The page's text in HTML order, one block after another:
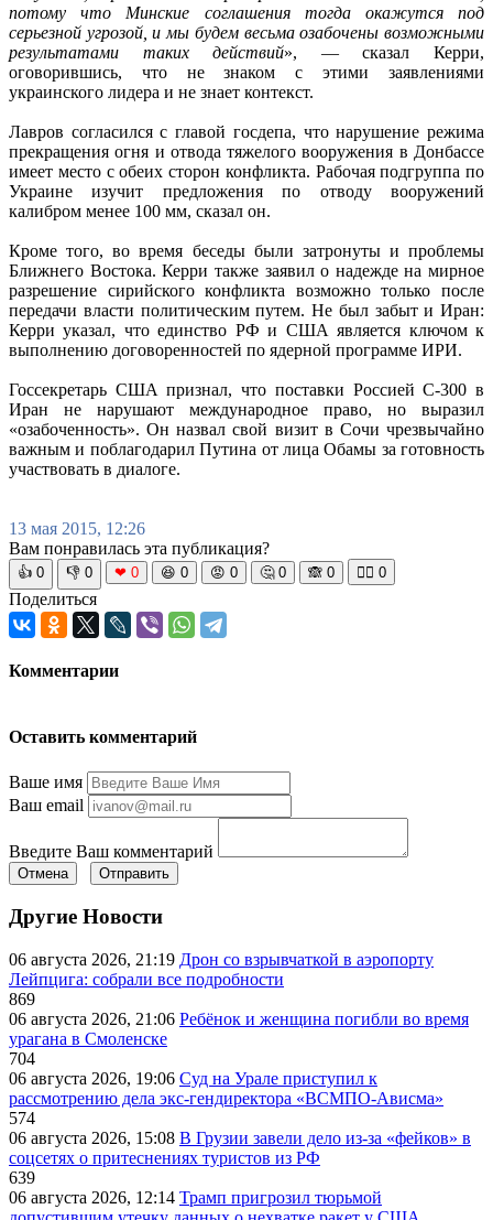
потому что Минские соглашения тогда окажутся под
серьезной угрозой, и мы будем весьма озабочены возможными
результатами таких действий», — сказал Керри,
оговорившись, что не знаком с этими заявлениями
украинского лидера и не знает контекст.
Лавров согласился с главой госдепа, что нарушение режима
прекращения огня и отвода тяжелого вооружения в Донбассе
имеет место с обеих сторон конфликта. Рабочая подгруппа по
Украине изучит предложения по отводу вооружений
калибром менее 100 мм, сказал он.
Кроме того, во время беседы были затронуты и проблемы
Ближнего Востока. Керри также заявил о надежде на мирное
разрешение сирийского конфликта возможно только после
передачи власти политическим путем. Не был забыт и Иран:
Керри указал, что единство РФ и США является ключом к
выполнению договоренностей по ядерной программе ИРИ.
Госсекретарь США признал, что поставки Россией С-300 в
Иран не нарушают международное право, но выразил
«озабоченность». Он назвал свой визит в Сочи чрезвычайно
важным и поблагодарил Путина от лица Обамы за готовность
участвовать в диалоге.
13 мая 2015, 12:26
Вам понравилась эта публикация?
👍 0 👎 0 ❤ 0 😆 0 😡 0 🤔 0 🙈 0 🧘‍♀️ 0
Поделиться
Комментарии
Оставить комментарий
Ваше имя
Ваш email
Введите Ваш комментарий
Отмена Отправить
Другие Новости
06 августа 2026, 21:19 Дрон со взрывчаткой в аэропорту
Лейпцига: собрали все подробности
869
06 августа 2026, 21:06 Ребёнок и женщина погибли во время
урагана в Смоленске
704
06 августа 2026, 19:06 Суд на Урале приступил к
рассмотрению дела экс-гендиректора «ВСМПО-Ависма»
574
06 августа 2026, 15:08 В Грузии завели дело из-за «фейков» в
соцсетях о притеснениях туристов из РФ
639
06 августа 2026, 12:14 Трамп пригрозил тюрьмой